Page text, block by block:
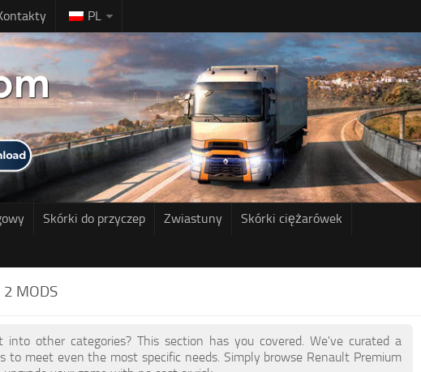
PL
Skórki do przyczep Zwiastuny Skórki ciężarówek
2 MODS
other categories? This section has you covered. We've curated a
meet even the most specific needs. Simply browse Renault Premium